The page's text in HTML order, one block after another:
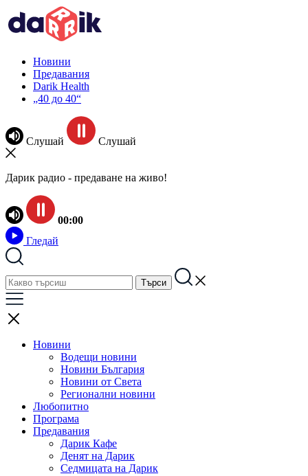
Новини
Предавания
Darik Health
„40 до 40“
Слушай Слушай
Дарик радио - предаване на живо!
00:00
Гледай
Новини
Водещи новини
Новини България
Новини от Света
Регионални новини
Любопитно
Програма
Предавания
Дарик Кафе
Денят на Дарик
Седмицата на Дарик